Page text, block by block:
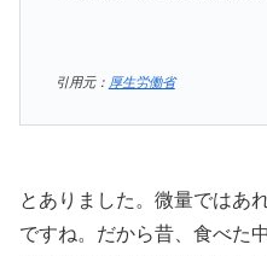
引用元： 厚生労働省
とありました。微量ではあ
ですね。だから昔、食べた